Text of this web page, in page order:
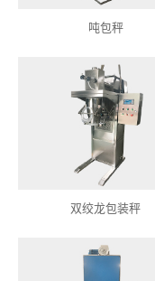
吨包秤
双绞龙包装秤